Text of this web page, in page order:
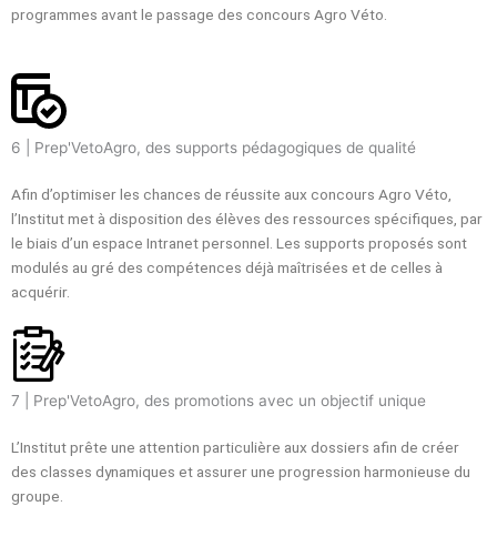
programmes avant le passage des concours Agro Véto.
6 | Prep'VetoAgro, des supports pédagogiques de qualité
Afin d’optimiser les chances de réussite aux concours Agro Véto,
l’Institut met à disposition des élèves des ressources spécifiques, par
le biais d’un espace Intranet personnel. Les supports proposés sont
modulés au gré des compétences déjà maîtrisées et de celles à
acquérir.
7 | Prep'VetoAgro, des promotions avec un objectif unique
L’Institut prête une attention particulière aux dossiers afin de créer
des classes dynamiques et assurer une progression harmonieuse du
groupe.